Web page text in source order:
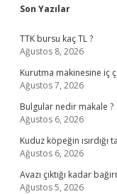
Sidebar
Son Yazılar
TTK bursu kaç TL ?
Ağustos 8, 2026
Kurutma makinesine iç
Ağustos 7, 2026
Bulgular nedir makale ?
Ağustos 6, 2026
Kuduz köpeğin ısırdığı
Ağustos 6, 2026
Avazı çıktığı kadar
Ağustos 5, 2026